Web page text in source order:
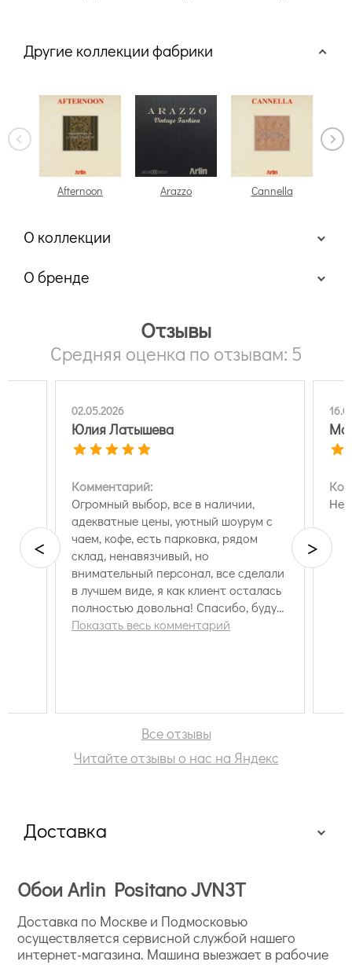
Другие коллекции фабрики
Afternoon Arazzo Cannella
О коллекции
О бренде
аквамарин);
стойкие цвета, которые более десятилетия будут
радовать взгляд;
прочность и износостойкость;
долговечность — текстильные покрытия рассчитаны
благодаря к чему создается эффект звукопоглощения
и повышения теплоизоляции.
Отзывы
Средняя оценка по отзывам: 5
Латышева
выбор, все в наличии,
цены, уютный шоурум с
кофе, есть парковка, рядом
ненавязчивый, но
персонал, все сделали
лучшем виде, я как клиент осталась
довольна! Спасибо, буду
рекомендовать друзьям!
весь комментарий
Комментарий:
Нет
< >
Все отзывы
Читайте отзывы о нас на Яндекс
Доставка
Обои Arlin Positano JVN3T
Доставка по Москве и Подмосковью
осуществляется сервисной службой нашего
интернет-магазина. Машина выезжает в рабочие